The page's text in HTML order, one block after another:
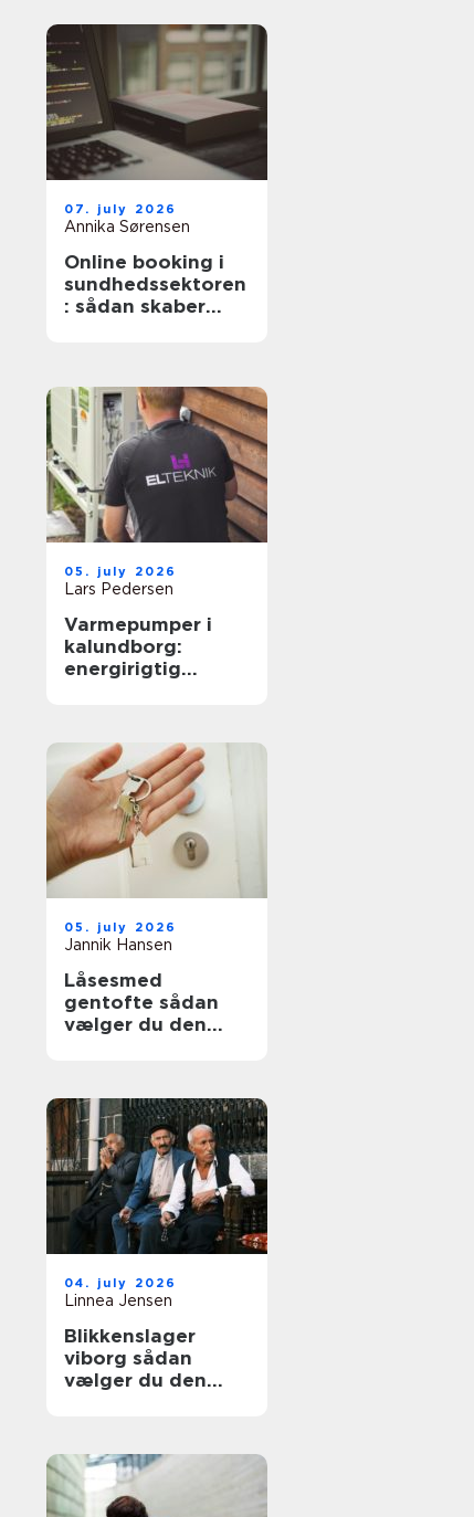
07. july 2026
Annika Sørensen
Online booking i
sundhedssektoren
: sådan skaber
05. july 2026
Lars Pedersen
Varmepumper i
kalundborg:
energirigtig
05. july 2026
Jannik Hansen
Låsesmed
gentofte sådan
vælger du den
04. july 2026
Linnea Jensen
Blikkenslager
viborg sådan
vælger du den